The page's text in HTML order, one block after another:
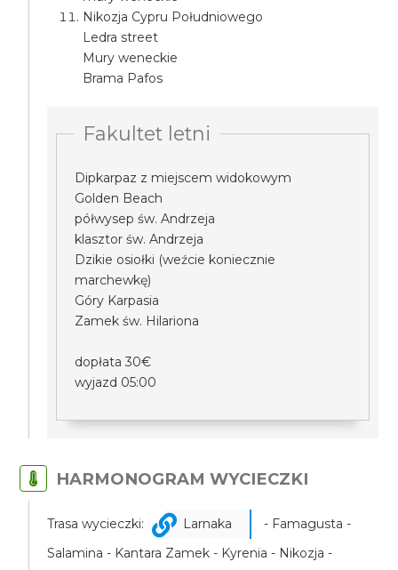
Nikozja Cypru Południowego
Ledra street
Mury weneckie
Brama Pafos
Fakultet letni
Dipkarpaz z miejscem widokowym
Golden Beach
półwysep św. Andrzeja
klasztor św. Andrzeja
Dzikie osiołki (weźcie koniecznie
marchewkę)
Góry Karpasia
Zamek św. Hilariona
dopłata 30€
wyjazd 05:00
HARMONOGRAM WYCIECZKI
Trasa wycieczki: Larnaka
- Famagusta -
Salamina - Kantara Zamek - Kyrenia - Nikozja -